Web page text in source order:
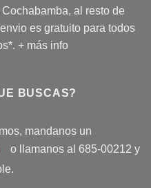
al resto de
es gratuito para todos
+ más info
BUSCAS?
mandanos un
o llamanos al 685-00212 y